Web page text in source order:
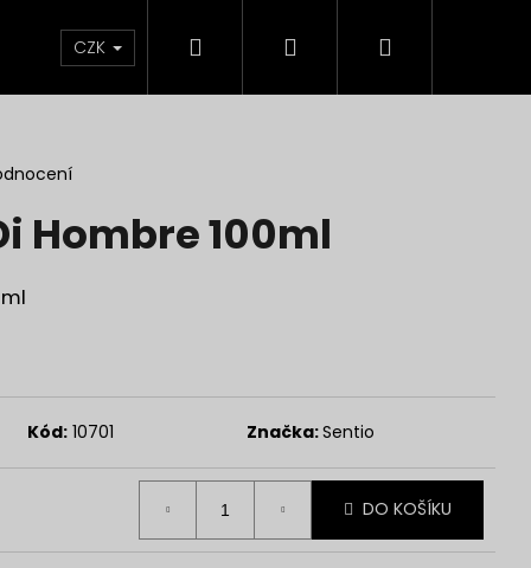
Pleť Dárkové Balení
CZK Přihlášení
Hombre 100ml
Kód: 10701 Značka:Sentio
DO KOŠÍKU
Následující